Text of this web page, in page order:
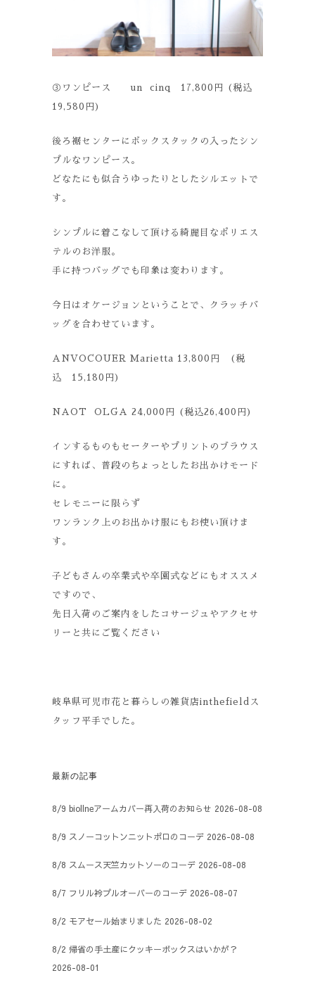
③ワンピース un cinq 17,800円 (税込
19,580円)
後ろ裾センターにボックスタックの入ったシン
プルなワンピース。
どなたにも似合うゆったりとしたシルエットで
す。
シンプルに着こなして頂ける綺麗目なポリエス
テルのお洋服。
手に持つバッグでも印象は変わります。
今日はオケージョンということで、クラッチバ
ッグを合わせています。
ANVOCOUER Marietta 13,800円 (税
込 15,180円)
NAOT OLGA 24,000円 (税込26,400円)
インするものもセーターやプリントのブラウス
にすれば、普段のちょっとしたお出かけモード
に。
セレモニーに限らず
ワンランク上のお出かけ服にもお使い頂けま
す。
子どもさんの卒業式や卒園式などにもオススメ
ですので、
先日入荷のご案内をしたコサージュやアクセサ
リーと共にご覧ください
岐阜県可児市花と暮らしの雑貨店inthefieldス
タッフ平手でした。
最新の記事
8/9 biollneアームカバー再入荷のお知らせ 2026-08-08
8/9 スノーコットンニットポロのコーデ 2026-08-08
8/8 スムース天竺カットソーのコーデ 2026-08-08
8/7 フリル衿プルオーバーのコーデ 2026-08-07
8/2 モアセール始まりました 2026-08-02
8/2 帰省の手土産にクッキーボックスはいかが？
2026-08-01